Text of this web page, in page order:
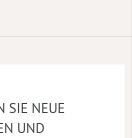
SIE NEUE
UND